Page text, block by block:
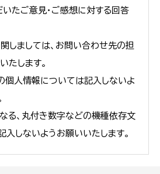
たご意見・ご感想に対する回答
しましては、お問い合わせ先の担
たします。
個人情報については記入しないよ
る、丸付き数字などの機種依存文
入しないようお願いいたします。